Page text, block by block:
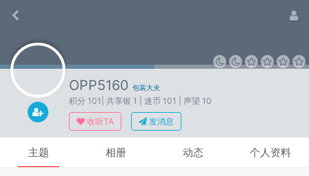
OPP5160 包装大夫
积分 101 | 共享银 1 | 迷币 101
| 声望 10
收听TA
发消息
主题 相册 动态 个人资料